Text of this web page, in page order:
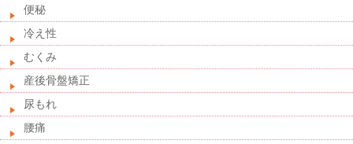
便秘
冷え性
むくみ
産後骨盤矯正
尿もれ
腰痛